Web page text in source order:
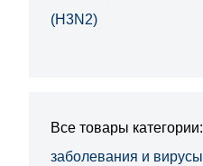
(H3N2)
Все товары категории:
заболевания и вирусы